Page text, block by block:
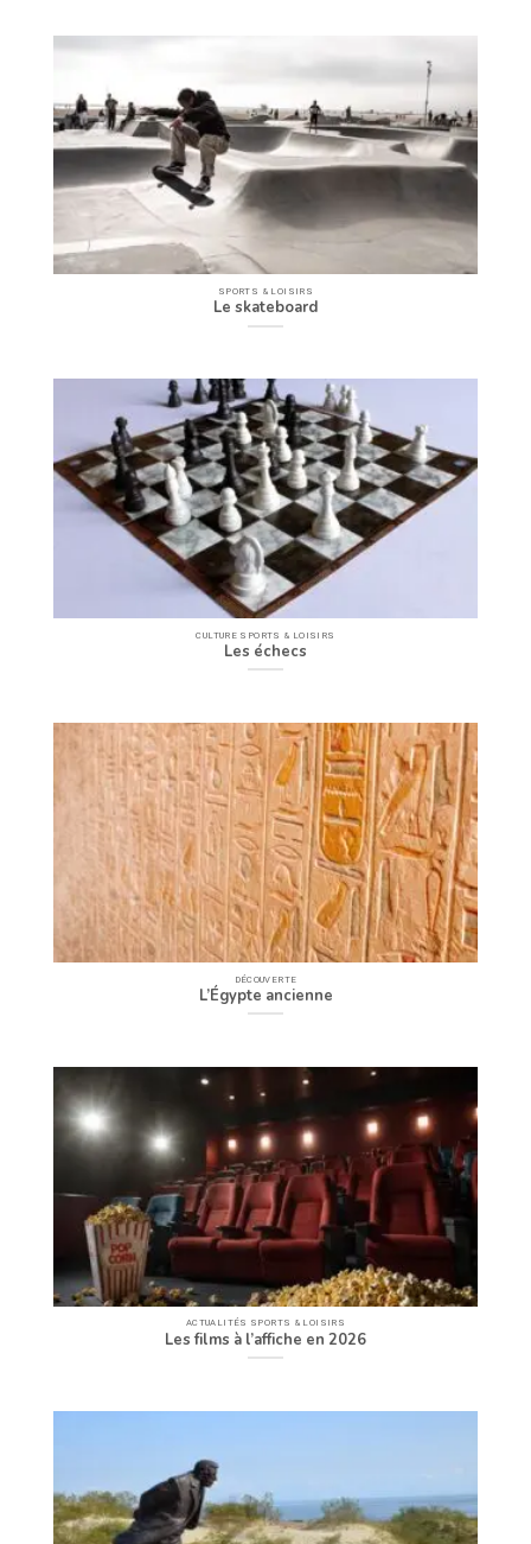
SPORTS & LOISIRS
Le skateboard
CULTURE SPORTS & LOISIRS
Les échecs
DÉCOUVERTE
L’Égypte ancienne
ACTUALITÉS SPORTS & LOISIRS
Les films à l’affiche en 2026